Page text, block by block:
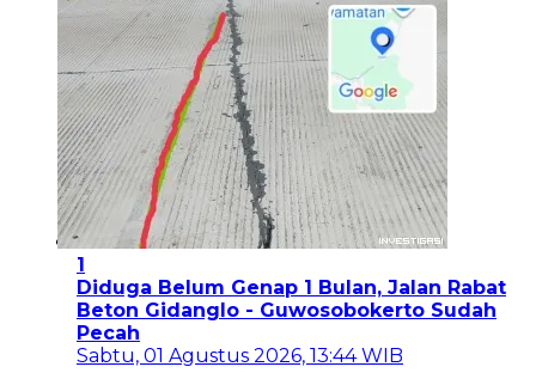
1
Diduga Belum Genap 1 Bulan, Jalan Rabat
Beton Gidanglo - Guwosobokerto Sudah
Pecah
Sabtu, 01 Agustus 2026, 13:44 WIB